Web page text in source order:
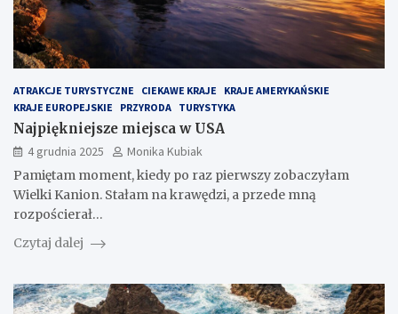
ATRAKCJE TURYSTYCZNE CIEKAWE KRAJE
KRAJE AMERYKAŃSKIE
KRAJE EUROPEJSKIE
PRZYRODA TURYSTYKA
Najpiękniejsze miejsca w USA
4 grudnia 2025
Monika Kubiak
Pamiętam moment, kiedy po raz pierwszy zobaczyłam
Wielki Kanion. Stałam na krawędzi, a przede mną
rozpościerał…
Czytaj dalej